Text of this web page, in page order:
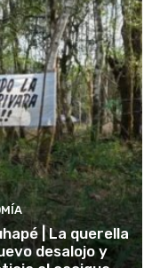
| La querella
desalojo y